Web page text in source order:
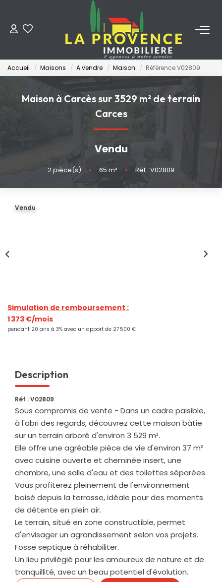
ACHETER
LOUER
ESTIMER
FAIRE GÉRER
NOS AGENCES
Accueil Maisons A vendre Maison Référence V02809
Maison à Carcès sur 3529 m² de terrain
Carces
Vendu
2pièce(s) • 65 m² • Réf : V02809
Vendu
Simulation de remboursement :
1 373 €/mois
pendant 20 ans à 3% avec un apport de 27 500 €
Description
Réf : V02809
Sous compromis de vente - Dans un cadre paisible,
à l'abri des regards, découvrez cette maison bâtie
sur un terrain arboré d'environ 3 529 m².
Elle offre une agréable pièce de vie d'environ 37 m²
avec cuisine ouverte et cheminée insert, une
chambre, une salle d'eau et des toilettes séparées.
Vous profiterez pleinement de l'environnement
boisé depuis la terrasse, idéale pour des moments
de détente en plein air.
Le terrain, situé en zone constructible, permet
d'envisager un agrandissement selon vos projets.
Fosse septique à réhabiliter.
Un lieu privilégié pour les amoureux de nature et de
tranquillité, avec un beau potentiel d'évolution.